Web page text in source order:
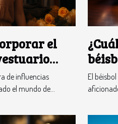
el
de influencias
el mundo de...
El